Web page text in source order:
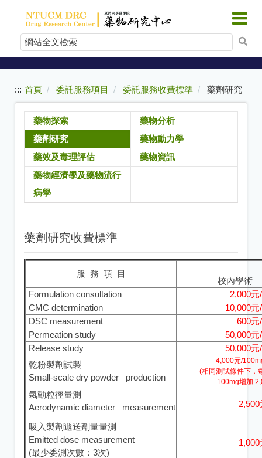
要
索
::: 首頁 委託服務項目 委託服務收費標準 藥劑研究
藥物探索
藥物分析
藥劑研究
藥物動力學
藥效及毒理評估
藥物資訊
藥物經濟學及藥物流行
病學
藥劑研究收費標準
服 務 項 目
校內學術
Formulation consultation
2,000
CMC determination
10,000
DSC measurement
600
Permeation study
50,000
Release study
50,000
乾粉製劑試製
Small-scale dry powder production
4,000元/
(相同測試條件下
100mg增加
氣動粒徑量測
Aerodynamic diameter measurement
吸入製劑遞送劑量量測
Emitted dose measurement
(最少委測次數：3次)